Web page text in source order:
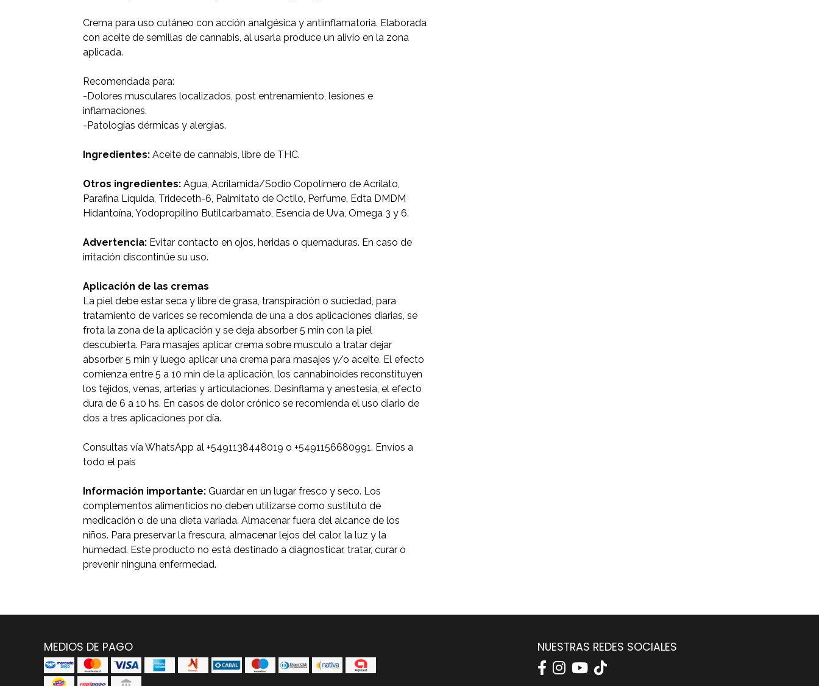
Crema para uso cutáneo con acción analgésica y antiinflamatoria. Elaborada
con aceite de semillas de cannabis, al usarla produce un alivio en la zona
aplicada.
Recomendada para:
-Dolores musculares localizados, post entrenamiento, lesiones e
inflamaciones.
-Patologías dérmicas y alergias.
Ingredientes:Aceite de cannabis, libre de THC.
Otros ingredientes: Agua, Acrilamida/Sodio Copolímero de Acrilato,
Parafina Líquida, Trideceth-6, Palmitato de Octilo, Perfume, Edta DMDM
Hidantoína, Yodopropilino Butilcarbamato, Esencia de Uva, Omega 3 y 6.
Advertencia:Evitar contacto en ojos, heridas o quemaduras. En caso de
irritación discontinúe su uso.
Aplicación de las cremas
La piel debe estar seca y libre de grasa, transpiración o suciedad, para
tratamiento de varices se recomienda de una a dos aplicaciones diarias, se
frota la zona de la aplicación y se deja absorber 5 min con la piel
descubierta. Para masajes aplicar crema sobre musculo a tratar dejar
absorber 5 min y luego aplicar una crema para masajes y/o aceite. El efecto
comienza entre 5 a 10 min de la aplicación, los cannabinoides reconstituyen
los tejidos, venas, arterias y articulaciones. Desinflama y anestesia, el efecto
dura de 6 a 10 hs. En casos de dolor crónico se recomienda el uso diario de
dos a tres aplicaciones por día.
Consultas vía WhatsApp al +5491138448019 o +5491156680991. Envíos a
todo el país
Información importante:Guardar en un lugar fresco y seco. Los
complementos alimenticios no deben utilizarse como sustituto de
medicación o de una dieta variada. Almacenar fuera del alcance de los
niños. Para preservar la frescura, almacenar lejos del calor, la luz y la
humedad. Este producto no está destinado a diagnosticar, tratar, curar o
prevenir ninguna enfermedad.
MEDIOS DE PAGO NUESTRAS REDES SOCIALES